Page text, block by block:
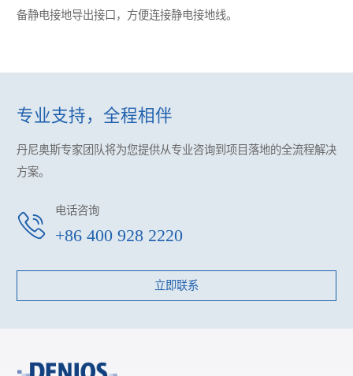
备静电接地导出接口，方便连接静电接地线。
专业支持，全程相伴
丹尼奥斯专家团队将为您提供从专业咨询到项目落地的全流程解决
方案。
电话咨询
+86 400 928 2220
立即联系